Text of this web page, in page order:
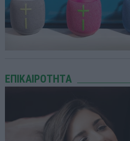
ΕΠΙΚΑΙΡΟΤΗΤΑ